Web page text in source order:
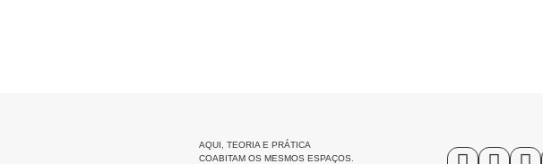
AQUI, TEORIA E PRÁTICA
COABITAM OS MESMOS ESPAÇOS.